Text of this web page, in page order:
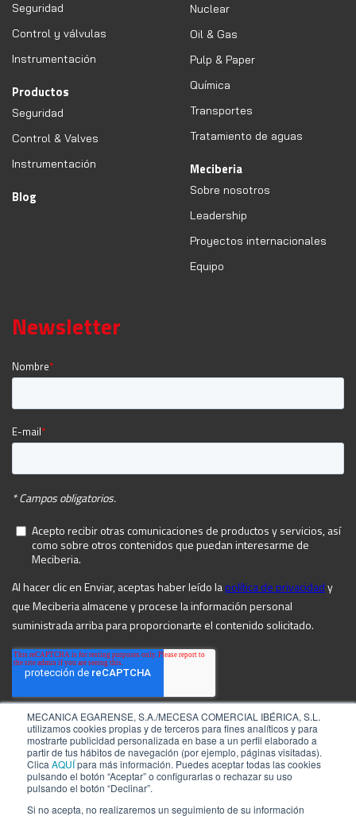
MECANICA EGARENSE, S.A./MECESA COMERCIAL IBÉRICA, S.L.
utilizamos cookies propias y de terceros para fines analíticos y para
mostrarte publicidad personalizada en base a un perfil elaborado a
partir de tus hábitos de navegación (por ejemplo, páginas visitadas).
Clica AQUÍpara más información. Puedes aceptar todas las cookies
pulsando el botón “Aceptar” o configurarlas o rechazar su uso
pulsando el botón “Declinar”.
Si no acepta, no realizaremos un seguimiento de su información
Seguridad
Control y válvulas
Instrumentación
Productos
Seguridad
Control & Valves
Instrumentación
Blog
Nuclear
Oil & Gas
Pulp & Paper
Química
Transportes
Tratamiento de aguas
Meciberia
Sobre nosotros
Leadership
Proyectos internacionales
Equipo